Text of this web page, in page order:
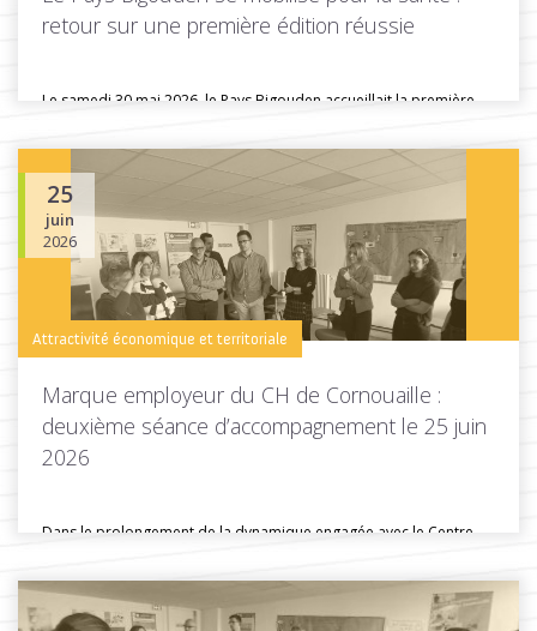
retour sur une première édition réussie
Le samedi 30 mai 2026, le Pays Bigouden accueillait la première
Toutes les actus de cette rubrique LIRE LA SUITE
25
juin
2026
Attractivité économique et territoriale
Marque employeur du CH de Cornouaille :
deuxième séance d’accompagnement le 25 juin
2026
Dans le prolongement de la dynamique engagée avec le Centre